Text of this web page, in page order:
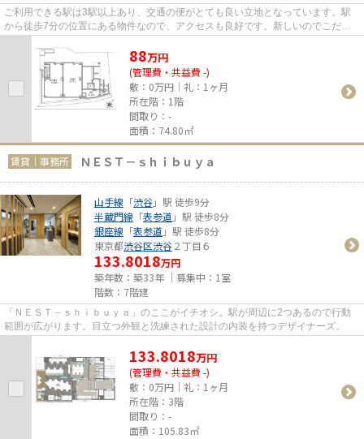
ご利用できる駅は3駅以上あり、交通の便がとても良い立地となっています。駅
から徒歩7分の位置にある物件なので、アクセスも良好です。新しいのでこだわ
88万円
(管理費・共益費 -)
敷：0万円｜礼：1ヶ月
所在階：1階
間取り：-
面積：74.80㎡
賃貸｜事務所 ＮＥＳＴ－ｓｈｉｂｕｙａ
山手線 「渋谷」駅 徒歩9分
半蔵門線 「表参道 」駅 徒歩8分
銀座線 「表参道 」駅 徒歩8分
東京都渋谷区渋谷２丁目６
133.8018万円
築年数：築33年 ｜募集中： 1室
階数：7階建
「ＮＥＳＴ－ｓｈｉｂｕｙａ」のここがイチオシ。駅が周辺に2つあるので行動
範囲が広がります。目立つ外観と洗練された設計の内装を持つデザイナーズ。
133.8018万円
(管理費・共益費 -)
敷：0万円｜礼：1ヶ月
所在階：3階
間取り：-
面積：105.83㎡